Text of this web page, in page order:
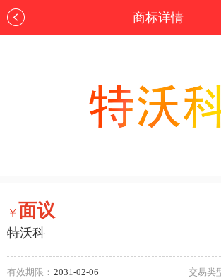
商标详情
￥面议
特沃科
有效期限： 2031-02-06 交易类